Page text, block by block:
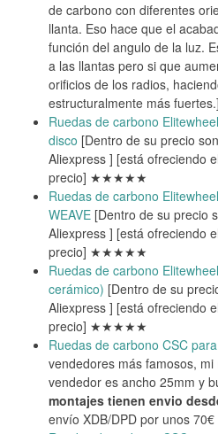
de carbono con diferentes
llanta. Eso hace que el
función del angulo de la luz.
a las llantas pero si que
orificios de los radios,
estructuralmente más fuertes.]
Ruedas de carbono
disco [Dentro de su precio
Aliexpress ] [está ofreciendo
precio] ★★★★★
Ruedas de carbono
WEAVE [Dentro de su precio
Aliexpress ] [está ofreciendo
precio] ★★★★★
Ruedas de carbono
cerámico) [Dentro de su
Aliexpress ] [está ofreciendo
precio] ★★★★★
Ruedas de carbono CSC
vendedores más famosos,
vendedor es ancho 25mm y
montajes tienen envio
envío XDB/DPD por unos